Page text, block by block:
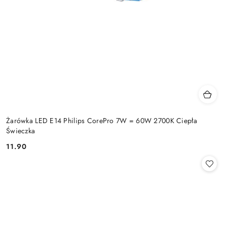
Żarówka LED E14 Philips CorePro 7W = 60W 2700K Ciepła
Świeczka
Cena:
11.90